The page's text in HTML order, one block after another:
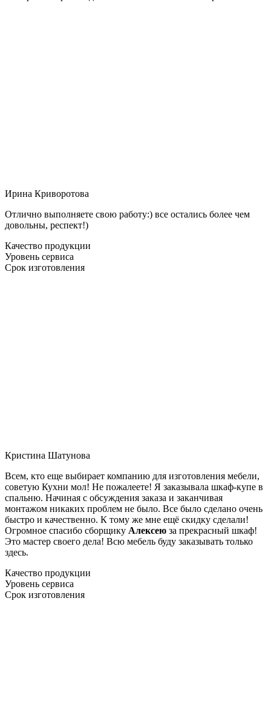
Ирина Криворотова
Отлично выполняете свою работу:) все остались более чем
довольны, респект!)
Качество продукции
Уровень сервиса
Срок изготовления
Кристина Шатунова
Всем, кто еще выбирает компанию для изготовления мебели,
советую Кухни мол! Не пожалеете! Я заказывала шкаф-купе в
спальню. Начиная с обсуждения заказа и заканчивая
монтажом никаких проблем не было. Все было сделано очень
быстро и качественно. К тому же мне ещё скидку сделали!
Огромное спасибо сборщику Алексею за прекрасный шкаф!
Это мастер своего дела! Всю мебель буду заказывать только
здесь.
Качество продукции
Уровень сервиса
Срок изготовления